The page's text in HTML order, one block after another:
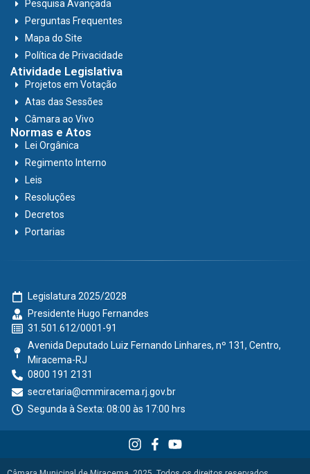
Pesquisa Avançada
Perguntas Frequentes
Mapa do Site
Política de Privacidade
Atividade Legislativa
Projetos em Votação
Atas das Sessões
Câmara ao Vivo
Normas e Atos
Lei Orgânica
Regimento Interno
Leis
Resoluções
Decretos
Portarias
Legislatura 2025/2028
Presidente Hugo Fernandes
31.501.612/0001-91
Avenida Deputado Luiz Fernando Linhares, nº 131, Centro,
Miracema-RJ
0800 191 2131
secretaria@cmmiracema.rj.gov.br
Segunda à Sexta: 08:00 às 17:00 hrs